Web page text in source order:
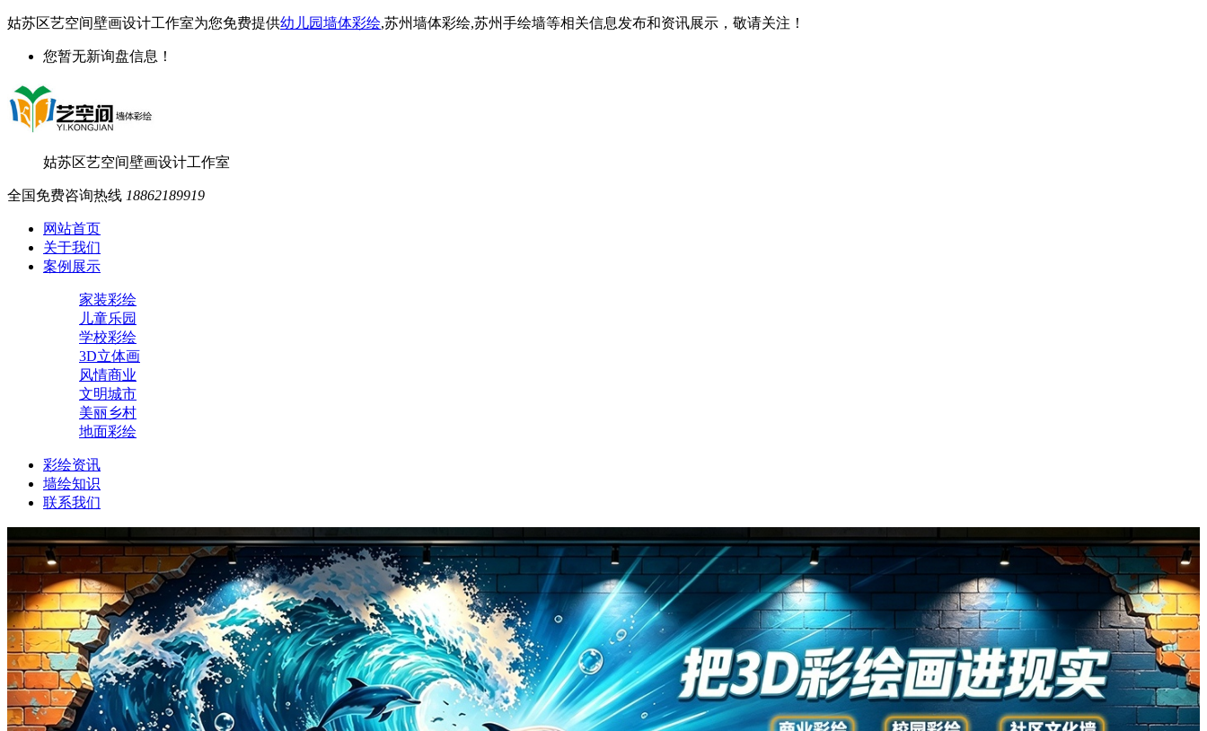
姑苏区艺空间壁画设计工作室为您免费提供幼儿园墙体彩绘,苏州墙体彩绘,苏州手绘墙等相关信息发布和资讯展示，敬请关注！
您暂无新询盘信息！
姑苏区艺空间壁画设计工作室
全国免费咨询热线 18862189919
网站首页
关于我们
案例展示
家装彩绘
儿童乐园
学校彩绘
3D立体画
风情商业
文明城市
美丽乡村
地面彩绘
彩绘资讯
墙绘知识
联系我们